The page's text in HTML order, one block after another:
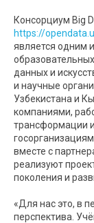
Консорциум Big
https://
является одним
данных и
и научные
Узбекистана и
компаниями,
трансформации
вместе с
реализуют
поколения и
«Для нас это, в
перспектива.